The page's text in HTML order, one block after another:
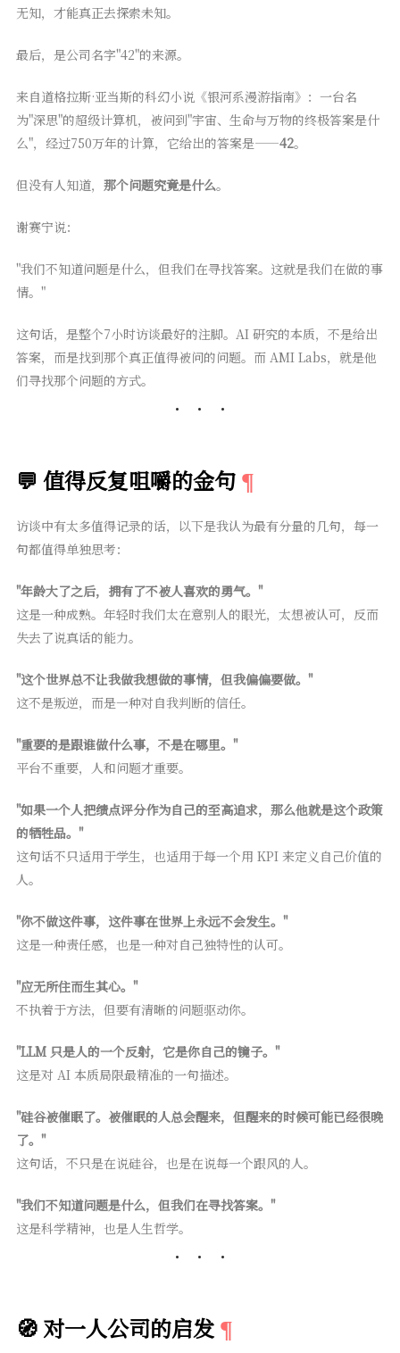
无知，才能真正去探索未知。
最后，是公司名字"42"的来源。
来自道格拉斯·亚当斯的科幻小说《银河系漫游指南》：一台名
为"深思"的超级计算机，被问到"宇宙、生命与万物的终极答案是什
么"，经过750万年的计算，它给出的答案是——42。
但没有人知道， 那个问题究竟是什么。
谢赛宁说：
"我们不知道问题是什么，但我们在寻找答案。这就是我们在做的事
情。"
这句话，是整个7小时访谈最好的注脚。AI 研究的本质，不是给出
答案，而是找到那个真正值得被问的问题。而 AMI Labs，就是他
们寻找那个问题的方式。
💬 值得反复咀嚼的金句
访谈中有太多值得记录的话，以下是我认为最有分量的几句，每一
句都值得单独思考：
"年龄大了之后，拥有了不被人喜欢的勇气。"
这是一种成熟。年轻时我们太在意别人的眼光，太想被认可，反而
失去了说真话的能力。
"这个世界总不让我做我想做的事情，但我偏偏要做。"
这不是叛逆，而是一种对自我判断的信任。
"重要的是跟谁做什么事，不是在哪里。"
平台不重要，人和问题才重要。
"如果一个人把绩点评分作为自己的至高追求，那么他就是这个政策
的牺牲品。"
这句话不只适用于学生，也适用于每一个用 KPI 来定义自己价值的
人。
"你不做这件事，这件事在世界上永远不会发生。"
这是一种责任感，也是一种对自己独特性的认可。
"应无所住而生其心。"
不执着于方法，但要有清晰的问题驱动你。
"LLM 只是人的一个反射，它是你自己的镜子。"
这是对 AI 本质局限最精准的一句描述。
"硅谷被催眠了。被催眠的人总会醒来，但醒来的时候可能已经很晚
了。"
这句话，不只是在说硅谷，也是在说每一个跟风的人。
"我们不知道问题是什么，但我们在寻找答案。"
这是科学精神，也是人生哲学。
🧭 对一人公司的启发